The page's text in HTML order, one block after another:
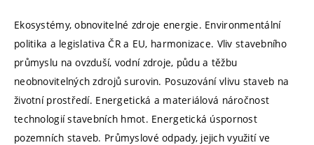
Ekosystémy, obnovitelné zdroje energie. Environmentální
politika a legislativa ČR a EU, harmonizace. Vliv stavebního
průmyslu na ovzduší, vodní zdroje, půdu a těžbu
neobnovitelných zdrojů surovin. Posuzování vlivu staveb na
životní prostředí. Energetická a materiálová náročnost
technologií stavebních hmot. Energetická úspornost
pozemních staveb. Průmyslové odpady, jejich využití ve